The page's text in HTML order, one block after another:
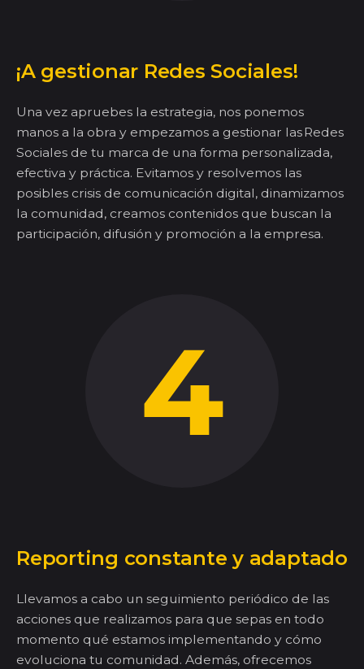
¡A gestionar Redes Sociales!
Una vez apruebes la estrategia, nos ponemos
manos a la obra y empezamos a gestionar las Redes
Sociales de tu marca de una forma personalizada,
efectiva y práctica. Evitamos y resolvemos las
posibles crisis de comunicación digital, dinamizamos
la comunidad, creamos contenidos que buscan la
participación, difusión y promoción a la empresa.
Reporting constante y adaptado
Llevamos a cabo un seguimiento periódico de las
acciones que realizamos para que sepas en todo
momento qué estamos implementando y cómo
evoluciona tu comunidad. Además, ofrecemos